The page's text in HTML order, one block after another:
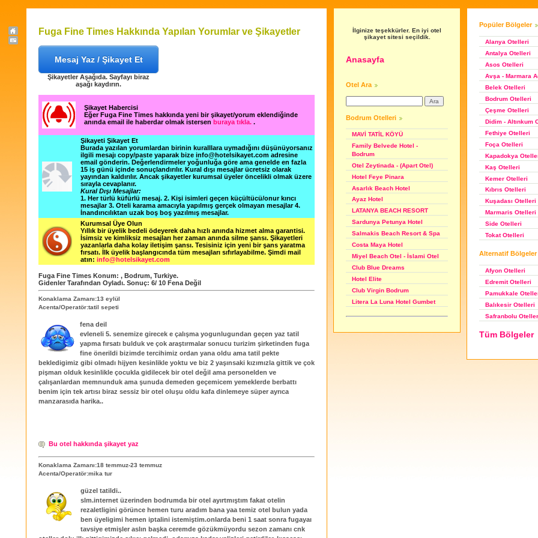
Fuga Fine Times Hakkında Yapılan Yorumlar ve Şikayetler
Mesaj Yaz / Şikayet Et
Şikayetler Aşağıda. Sayfayı biraz
aşağı kaydırın.
Şikayet Habercisi
Eğer Fuga Fine Times hakkında yeni bir şikayet/yorum eklendiğinde
anında email ile haberdar olmak istersen buraya tıkla. .
Şikayeti Şikayet Et
Burada yazılan yorumlardan birinin kuralllara uymadığını düşünüyorsanız
ilgili mesajı copy/paste yaparak bize info@hotelsikayet.com adresine
email gönderin. Değerlendirmeler yoğunluğa göre ama genelde en fazla
15 iş günü içinde sonuçlandırılır. Kural dışı mesajlar ücretsiz olarak
yayından kaldırılır. Ancak şikayetler kurumsal üyeler öncelikli olmak üzere
sırayla cevaplanır.
Kural Dışı Mesajlar:
1. Her türlü küfürlü mesaj. 2. Kişi isimleri geçen küçültücü/onur kırıcı
mesajlar 3. Oteli karama amacıyla yapılmış gerçek olmayan mesajlar 4.
İnandırıcılıktan uzak boş boş yazılmış mesajlar.
Kurumsal Üye Olun
Yıllık bir üyelik bedeli ödeyerek daha hızlı anında hizmet alma garantisi.
İsimsiz ve kimliksiz mesajları her zaman anında silme şansı. Şikayetleri
yazanlarla daha kolay iletişim şansı. Tesisiniz için yeni bir şans yaratma
fırsatı. İlk üyelik başlangıcında tüm mesajları sıfırlayabilme. Şimdi mail
atın: info@hotelsikayet.com
Fuga Fine Times Konum: , Bodrum, Turkiye.
Gidenler Tarafından Oyladı. Sonuç: 6/ 10 Fena Değil
Konaklama Zamanı:13 eylül
Acenta/Operatör:tatil sepeti
fena deil
evleneli 5. senemize girecek e çalışma yogunlugundan geçen yaz tatil
yapma fırsatı bulduk ve çok araştırmalar sonucu turizim şirketinden fuga
fine önerildi bizimde tercihimiz ordan yana oldu ama tatil pekte
bekledigimiz gibi olmadı hijyen kesinlikle yoktu ve biz 2 yaşınsaki kızımızla gittik ve çok
pişman olduk kesinlikle çocukla gidilecek bir otel değil ama personelden ve
çalışanlardan memnunduk ama şunuda demeden geçemicem yemeklerde berbattı
benim için tek artısı biraz sessiz bir otel oluşu oldu kafa dinlemeye süper ayrıca
manzarasıda harika..
Bu otel hakkında şikayet yaz
Konaklama Zamanı:18 temmuz-23 temmuz
Acenta/Operatör:mika tur
güzel tatildi..
slm.internet üzerinden bodrumda bir otel ayırtmıştım fakat otelin
rezaletligini görünce hemen turu aradım bana yaa temiz otel bulun yada
ben üyeligimi hemen iptalini istemiştim.onlarda beni 1 saat sonra fugayaı
tavsiye etmişler aslın başka ceremde gözükmüyordu sezon zamanı cnk
İlginize teşekkürler. En iyi otel
şikayet sitesi seçildik.
Anasayfa
Otel Ara
Bodrum Otelleri
MAVİ TATİL KÖYÜ
Family Belvede Hotel -
Bodrum
Otel Zeytinada - (Apart Otel)
Hotel Feye Pinara
Asarlık Beach Hotel
Ayaz Hotel
LATANYA BEACH RESORT
Sardunya Petunya Hotel
Salmakis Beach Resort & Spa
Costa Maya Hotel
Miyel Beach Otel - İslami Otel
Club Blue Dreams
Hotel Elite
Club Virgin Bodrum
Litera La Luna Hotel Gumbet
Popüler Bölgeler
Alanya Otelleri
Antalya Otelleri
Asos Otelleri
Avşa - Marmara
Belek Otelleri
Bodrum Otelleri
Çeşme Otelleri
Didim - Altınkum
Fethiye Otelleri
Foça Otelleri
Kapadokya
Kaş Otelleri
Kemer Otelleri
Kıbrıs Otelleri
Kuşadası Otelleri
Marmaris Otelleri
Side Otelleri
Tokat Otelleri
Alternatif Bölgeler
Afyon Otelleri
Edremit Otelleri
Pamukkale
Balıkesir Otelleri
Safranbolu
Tüm Bölgeler